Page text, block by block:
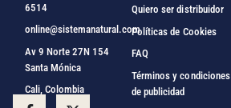
6514
online@sistemanatural.com
Av 9 Norte 27N 154
Santa Mónica
Cali, Colombia
Quiero ser distribuidor
Políticas de Cookies
FAQ
Términos y condiciones
de publicidad